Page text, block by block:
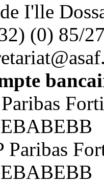
I'lle
(0) 85/
Paribas